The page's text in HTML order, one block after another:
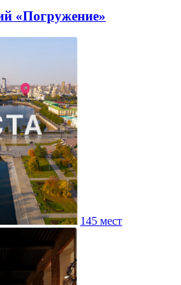
«Погружение»
145 мест